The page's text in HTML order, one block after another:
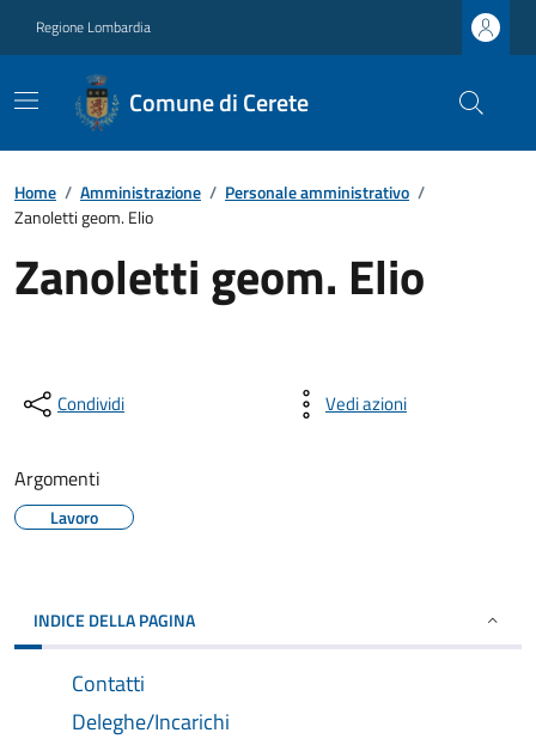
Regione Lombardia
Comune di Cerete
Home / Amministrazione / Personale amministrativo /
Zanoletti geom. Elio
Zanoletti geom. Elio
Condividi Vedi azioni
Argomenti
Lavoro
INDICE DELLA PAGINA
Contatti
Deleghe/Incarichi